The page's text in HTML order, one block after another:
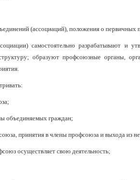
(ассоциаций), положения о первичных
самостоятельно разрабатывают и
образуют профсоюзные органы,
объединяемых граждан;
принятия в члены профсоюза и выхода из
осуществляет свою деятельность;